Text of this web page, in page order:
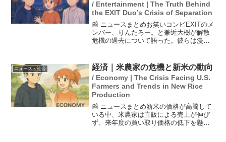
/ Entertainment | The Truth Behind
the EXIT Duo’s Crisis of Separation
📰 ニュースまとめお笑いコンビEXITのメ
ンバー、りんたろー。と兼近大樹が解散
危機の過去について語った。彼らは漫才
また、彼らは東京と大阪で単独ライブ
『はつたんどく』を開...
ニュース・社会 経済｜米農家の危機と新米の動向
/ Economy | The Crisis Facing U.S.
Farmers and Trends in New Rice
Production
📰 ニュースまとめ新米の価格が高騰して
いる中、米農家は直販による売上が伸び
ず、来年度の買い取り価格の低下を懸念